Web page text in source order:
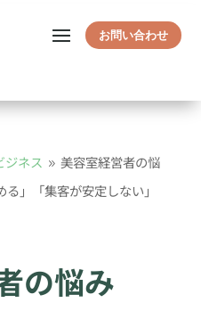
お問い合わせ
ジネス 9 美容室経営者の悩
」「集客が安定しない」
の悩み